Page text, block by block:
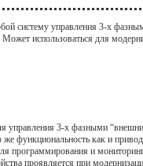
систему управления 3-х
использоваться для
управления 3-х фазными
функциональность как и
программирования и
проявляется при